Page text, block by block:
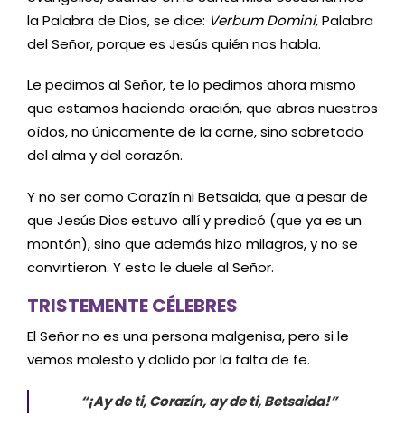
la Palabra de Dios, se dice: Verbum Domini,Palabra
del Señor, porque es Jesús quién nos habla.
Le pedimos al Señor, te lo pedimos ahora mismo
que estamos haciendo oración, que abras nuestros
oídos, no únicamente de la carne, sino sobretodo
del alma y del corazón.
Y no ser como Corazín ni Betsaida, que a pesar de
que Jesús Dios estuvo allí y predicó (que ya es un
montón), sino que además hizo milagros, y no se
convirtieron. Y esto le duele al Señor.
TRISTEMENTE CÉLEBRES
El Señor no es una persona malgenisa, pero si le
vemos molesto y dolido por la falta de fe.
“¡Ay de ti, Corazín, ay de ti, Betsaida!”